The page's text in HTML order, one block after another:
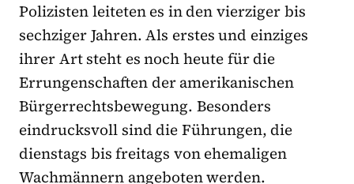
Polizisten leiteten es in den vierziger bis
sechziger Jahren. Als erstes und einziges
ihrer Art steht es noch heute für die
Errungenschaften der amerikanischen
Bürgerrechtsbewegung. Besonders
eindrucksvoll sind die Führungen, die
dienstags bis freitags von ehemaligen
Wachmännern angeboten werden.